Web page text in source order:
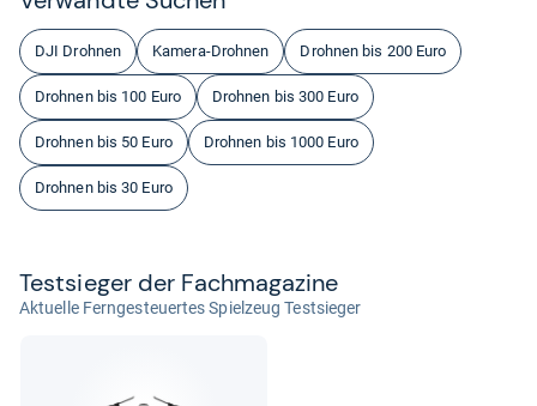
DJI Drohnen Kamera-Drohnen Drohnen bis 200 Euro
Drohnen bis 100 Euro Drohnen bis 300 Euro
Drohnen bis 50 Euro Drohnen bis 1000 Euro
Drohnen bis 30 Euro
Test­sie­ger der Fach­ma­ga­zine
Aktuelle Ferngesteuertes Spielzeug Testsieger